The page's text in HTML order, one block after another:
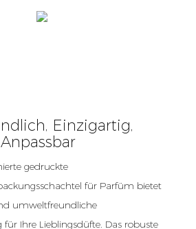
Einzigartig,
gedruckte
für Parfüm bietet
umweltfreundliche
für Ihre Lieblingsdüfte. Das robuste